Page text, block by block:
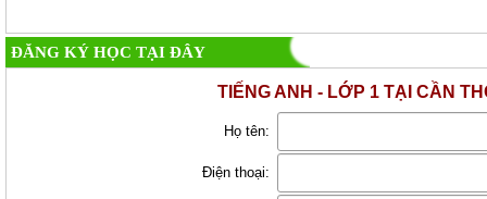
ĐĂNG KÝ HỌC TẠI ĐÂY
TIẾNG ANH - LỚP 1 TẠI CẦN
Họ tên:
Điện thoại: